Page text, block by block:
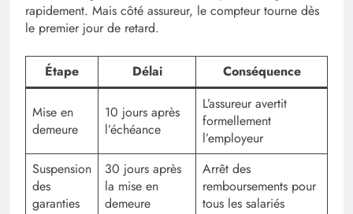
rapidement. Mais côté assureur, le compteur tourne dès
le premier jour de retard.
Étape Délai Conséquence
Mise en
demeure
10 jours après
l’échéance
L’assureur avertit
formellement
l’employeur
Suspension
des
garanties
30 jours après
la mise en
demeure
Arrêt des
remboursements pour
tous les salariés